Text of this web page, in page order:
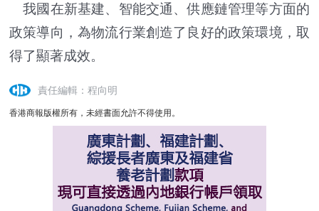
我國在新基建、智能交通、供應鏈管理等方面的
政策導向，為物流行業創造了良好的政策環境，取
得了顯著成效。
責任編輯：程向明
香港商報版權所有，未經書面允許不得使用。